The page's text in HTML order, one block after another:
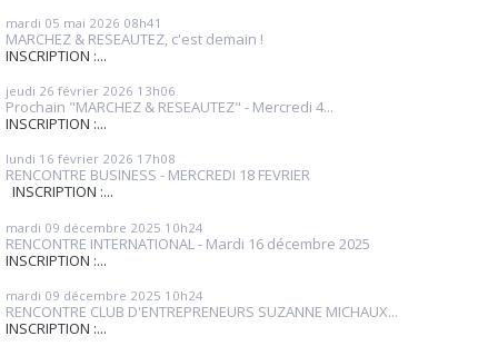
mardi 05 mai 2026 08h41
MARCHEZ & RESEAUTEZ, c'est demain !
INSCRIPTION :...
jeudi 26 février 2026 13h06
Prochain "MARCHEZ & RESEAUTEZ" - Mercredi 4...
INSCRIPTION :...
lundi 16 février 2026 17h08
RENCONTRE BUSINESS - MERCREDI 18 FEVRIER
INSCRIPTION :...
mardi 09 décembre 2025 10h24
RENCONTRE INTERNATIONAL - Mardi 16 décembre 2025
INSCRIPTION :...
mardi 09 décembre 2025 10h24
RENCONTRE CLUB D'ENTREPRENEURS SUZANNE MICHAUX...
INSCRIPTION :...